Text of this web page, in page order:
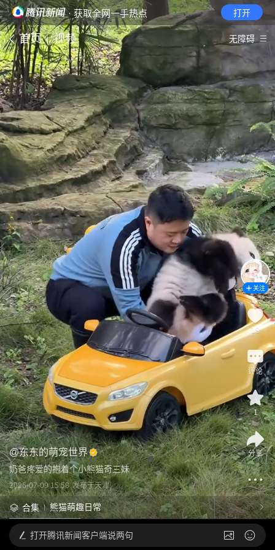
· 获取全网一手热点 打开
首页 视频 无障碍
@东东的萌宠世界
奶爸疼爱的抱着个小熊猫奇三妹
2026-07-09 15:58 发布于天津
合集 熊猫萌趣日常
关注
19
评论
1
分享
打开腾讯新闻客户端说两句